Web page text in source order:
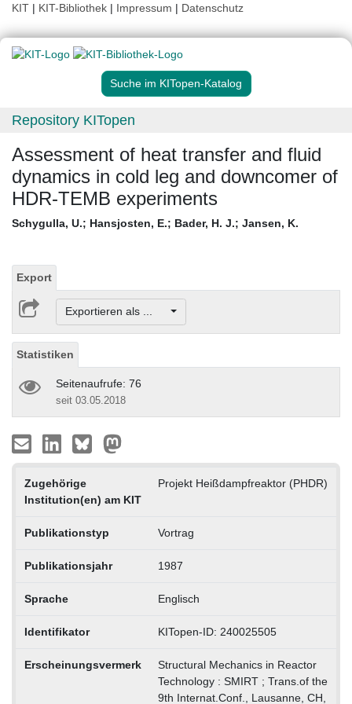
KIT | KIT-Bibliothek | Impressum | Datenschutz
Suche im KITopen-Katalog
Repository KITopen
Assessment of heat transfer and fluid
dynamics in cold leg and downcomer of
HDR-TEMB experiments
Schygulla, U.; Hansjosten, E.; Bader, H. J.; Jansen, K.
Export
Exportieren als ...
Statistiken
Seitenaufrufe: 76
seit 03.05.2018
Zugehörige
Institution(en) am KIT
Projekt Heißdampfreaktor (PHDR)
Publikationstyp Vortrag
Publikationsjahr 1987
Sprache Englisch
Identifikator KITopen-ID: 240025505
Erscheinungsvermerk
Structural Mechanics in Reactor
Technology : SMIRT ; Trans.of the
9th Internat.Conf., Lausanne, CH,